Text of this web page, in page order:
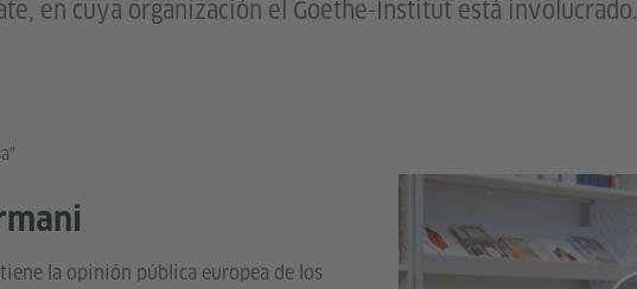
en cuya organización el Goethe-Institut está involucrado.
la opinión pública europea de los